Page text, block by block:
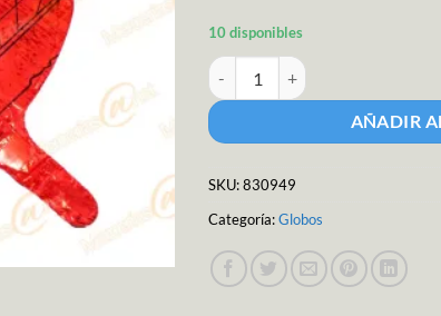
10 disponibles
M.g. Globo Met.personajes 18c
AÑADIR
SKU:830949
Categoría:Globos